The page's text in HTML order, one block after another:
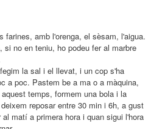
farines, amb l'orenga, el sèsam, l'aigua.
si no en teniu, ho podeu fer al marbre
la sal i el llevat, i un cop s'ha
a poc. Pastem be a ma o a màquina,
temps, formem una bola i la
reposar entre 30 min i 6h, a gust
matí a primera hora i quan sigui l'hora